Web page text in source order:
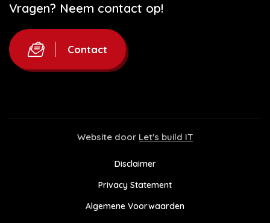
Vragen? Neem contact op!
Contact
Website door Let's build IT
Disclaimer
Privacy Statement
Algemene Voorwaarden